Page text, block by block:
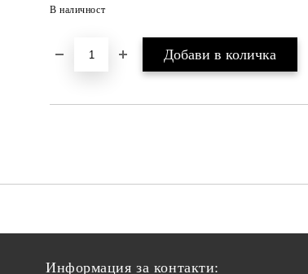
В наличност
Информация за контакти: